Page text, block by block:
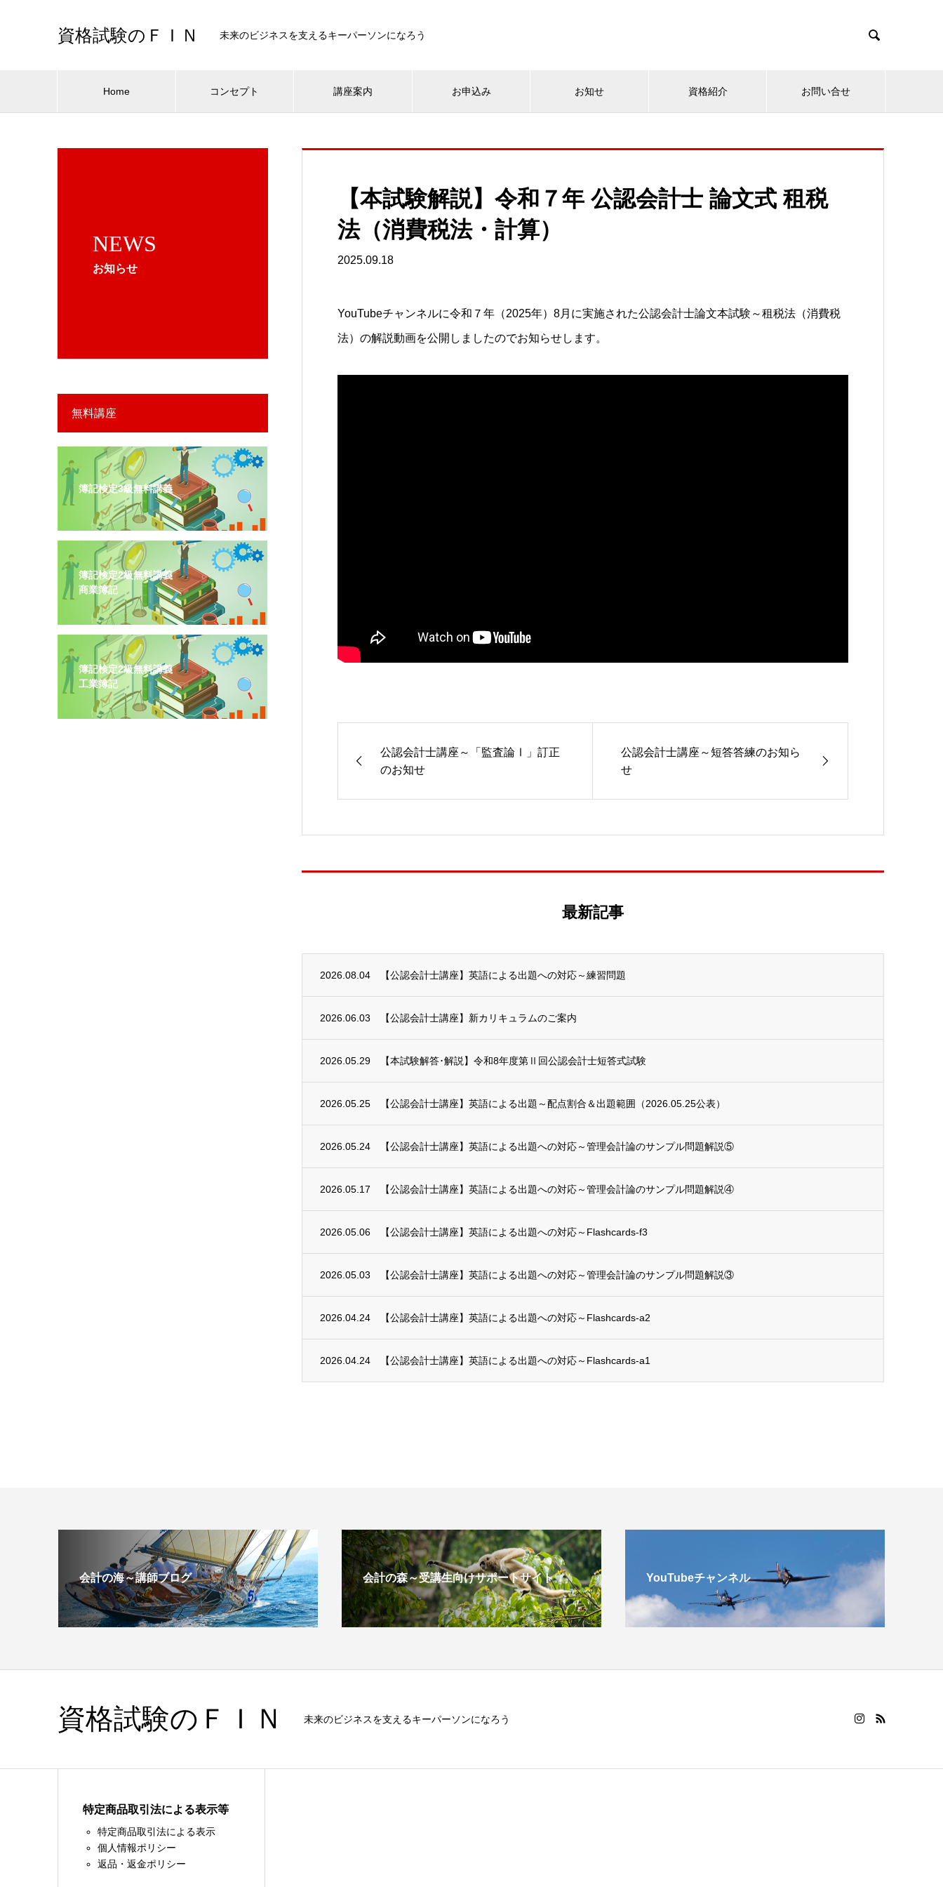
資格試験のＦＩＮ 未来のビジネスを支えるキーパーソンになろう 
Home コンセプト 講座案内 お申込み お知せ 資格紹介 お問い合せ
NEWS
お知らせ
【本試験解説】令和７年 公認会計士 論文式 租税
法（消費税法・計算）
2025.09.18
YouTubeチャンネルに令和７年（2025年）8月に実施された公認会計士論文本試験～租税法（消費税
法）の解説動画を公開しましたのでお知らせします。
公認会計士講座～「監査論Ⅰ」訂正
のお知せ
公認会計士講座～短答答練のお知ら
せ
最新記事
2026.08.04 【公認会計士講座】英語による出題への対応～練習問題
2026.06.03 【公認会計士講座】新カリキュラムのご案内
2026.05.29 【本試験解答･解説】令和8年度第Ⅱ回公認会計士短答式試験
2026.05.25 【公認会計士講座】英語による出題～配点割合＆出題範囲（2026.05.25公表）
2026.05.24 【公認会計士講座】英語による出題への対応～管理会計論のサンプル問題解説⑤
2026.05.17 【公認会計士講座】英語による出題への対応～管理会計論のサンプル問題解説④
2026.05.06 【公認会計士講座】英語による出題への対応～Flashcards-f3
2026.05.03 【公認会計士講座】英語による出題への対応～管理会計論のサンプル問題解説③
2026.04.24 【公認会計士講座】英語による出題への対応～Flashcards-a2
2026.04.24 【公認会計士講座】英語による出題への対応～Flashcards-a1
無料講座
簿記検定3級無料講義
簿記検定2級無料講義
商業簿記
簿記検定2級無料講義
工業簿記
会計の海～講師ブログ 会計の森～受講生向けサポートサイト YouTubeチャンネル
資格試験のＦＩＮ 未来のビジネスを支えるキーパーソンになろう
特定商品取引法による表示等
特定商品取引法による表示
個人情報ポリシー
返品・返金ポリシー